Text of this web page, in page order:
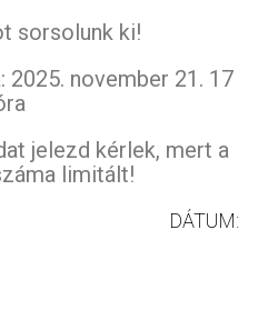
sorsolunk ki!
2025. november 21. 17
jelezd kérlek, mert a
limitált!
DÁTUM: